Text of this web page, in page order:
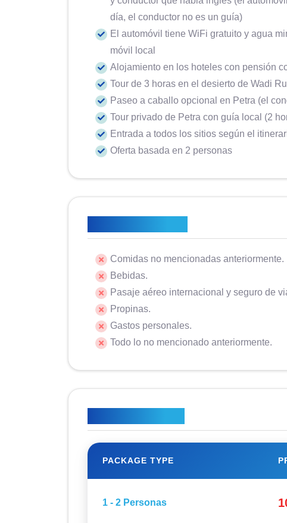
día, el conductor no es un guía)
El automóvil tiene WiFi gratuito y agua
móvil local
Alojamiento en los hoteles con pensión
Tour de 3 horas en el desierto de Wadi
Paseo a caballo opcional en Petra (el
Tour privado de Petra con guía local (2
Entrada a todos los sitios según el
Oferta basada en 2 personas
Comidas no mencionadas anteriormente.
Bebidas.
Pasaje aéreo internacional y seguro de
Propinas.
Gastos personales.
Todo lo no mencionado anteriormente.
PACKAGE TYPE
1 - 2 Personas